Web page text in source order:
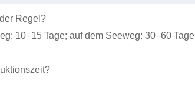
Regel?
10–15 Tage; auf dem Seeweg: 30–60 Tage